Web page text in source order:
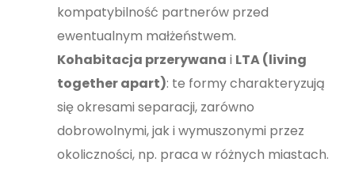
kompatybilność partnerów przed
ewentualnym małżeństwem.
Kohabitacja przerywana i LTA (living
together apart): te formy charakteryzują
się okresami separacji, zarówno
dobrowolnymi, jak i wymuszonymi przez
okoliczności, np. praca w różnych miastach.